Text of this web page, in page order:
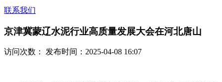
联系我们
京津冀蒙辽水泥行业高质量发展大会在河北唐山
访问次数： 发布时间：2025-04-08 16:07